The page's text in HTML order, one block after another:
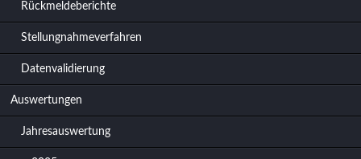
Rückmeldeberichte
Stellungnahmeverfahren
Datenvalidierung
Auswertungen
Jahresauswertung